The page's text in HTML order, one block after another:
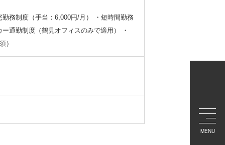
MENU
務制度（手当：6,000円/月） ・短時間勤務
通勤制度（鶴見オフィスのみで適用） ・
）